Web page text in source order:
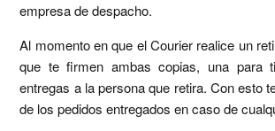
Más información
empresa de despacho.
Al momento en que el Courier realice un
que te firmen ambas copias, una
entregas a la persona que retira. Con esto
de los pedidos entregados en caso de